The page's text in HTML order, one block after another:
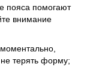
пояса помогают
внимание
терять форму;